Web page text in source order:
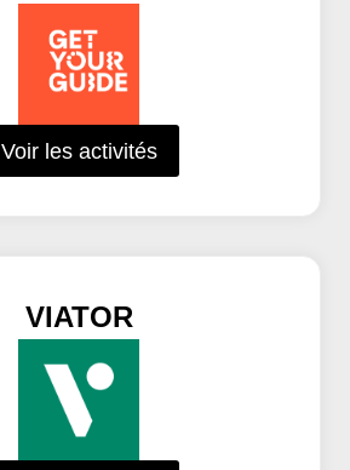
Voir les activités
VIATOR